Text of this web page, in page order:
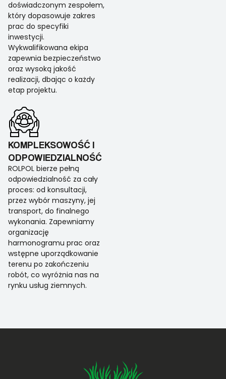
doświadczonym zespołem,
który dopasowuje zakres
prac do specyfiki
inwestycji.
Wykwalifikowana ekipa
zapewnia bezpieczeństwo
oraz wysoką jakość
realizacji, dbając o każdy
etap projektu.
KOMPLEKSOWOŚĆ I
ODPOWIEDZIALNOŚĆ
ROLPOL bierze pełną
odpowiedzialność za cały
proces: od konsultacji,
przez wybór maszyny, jej
transport, do finalnego
wykonania. Zapewniamy
organizację
harmonogramu prac oraz
wstępne uporządkowanie
terenu po zakończeniu
robót, co wyróżnia nas na
rynku usług ziemnych.